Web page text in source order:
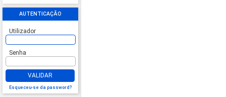
AUTENTICAÇÃO
Utilizador
Senha
VALIDAR
Esqueceu-se da password?